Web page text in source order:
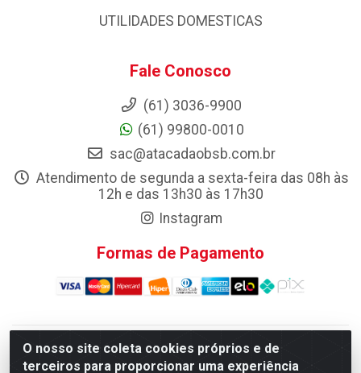
O nosso site coleta cookies próprios e de
terceiros para proporcionar uma experiência
UTILIDADES DOMESTICAS
Fale Conosco
(61) 3036-9900
(61) 99800-0010
sac@atacadaobsb.com.br
Atendimento de segunda a sexta-feira das 08h às
12h e das 13h30 às 17h30
Instagram
Formas de Pagamento
Atacadao da Limpeza F. Pereira Queiroz Comercio e
Distribuicao LTDA - Quadra Qi 10 Lotes 39 e, 41 - Setor